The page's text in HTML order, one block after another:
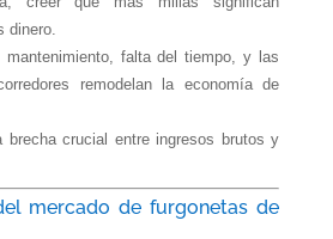
dinero.
mantenimiento, falta del tiempo, y las
remodelan la economía de
brecha crucial entre ingresos brutos y
mercado de furgonetas de